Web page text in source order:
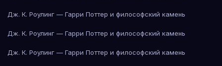
Дж. К. Роулинг — Гарри Поттер и философский камень
Дж. К. Роулинг — Гарри Поттер и философский камень
Дж. К. Роулинг — Гарри Поттер и философский камень